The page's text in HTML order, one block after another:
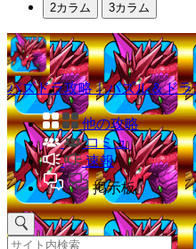
2カラム 3カラム
パズドラ攻略｜パズル＆ドラ
他の攻略
コミュ
速報
掲示板